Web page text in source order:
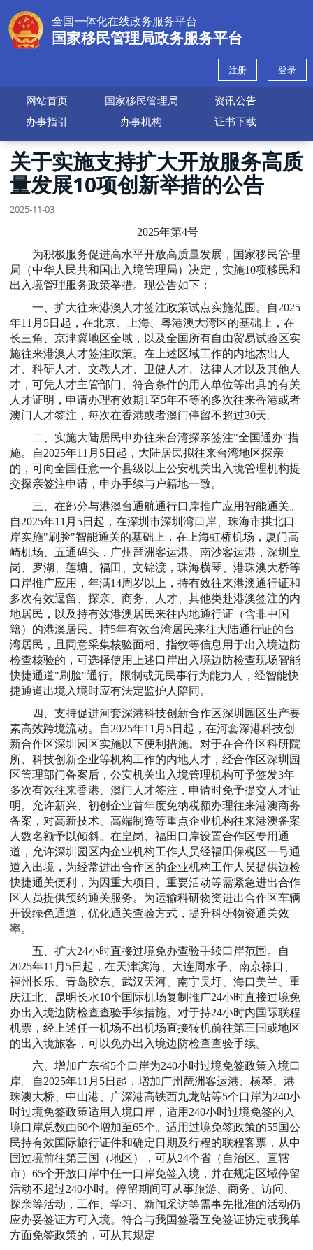
全国一体化在线政务服务平台
国家移民管理局政务服务平台
注册 登录
网站首页 国家移民管理局
资讯公告
办事指引
办事机构 证书下载
关于实施支持扩大开放服务高质
量发展10项创新举措的公告
2025-11-03
2025年第4号
为积极服务促进高水平开放高质量发展，国家移民管理
局（中华人民共和国出入境管理局）决定，实施10项移民和
出入境管理服务政策举措。现公告如下：
一、扩大往来港澳人才签注政策试点实施范围。自2025
年11月5日起，在北京、上海、粤港澳大湾区的基础上，在
长三角、京津冀地区全域，以及全国所有自由贸易试验区实
施往来港澳人才签注政策。在上述区域工作的内地杰出人
才、科研人才、文教人才、卫健人才、法律人才以及其他人
才，可凭人才主管部门、符合条件的用人单位等出具的有关
人才证明，申请办理有效期1至5年不等的多次往来香港或者
澳门人才签注，每次在香港或者澳门停留不超过30天。
二、实施大陆居民申办往来台湾探亲签注"全国通办"措
施。自2025年11月5日起，大陆居民拟往来台湾地区探亲
的，可向全国任意一个县级以上公安机关出入境管理机构提
交探亲签注申请，申办手续与户籍地一致。
三、在部分与港澳台通航通行口岸推广应用智能通关。
自2025年11月5日起，在深圳市深圳湾口岸、珠海市拱北口
岸实施"刷脸"智能通关的基础上，在上海虹桥机场，厦门高
崎机场、五通码头，广州琶洲客运港、南沙客运港，深圳皇
岗、罗湖、莲塘、福田、文锦渡，珠海横琴、港珠澳大桥等
口岸推广应用，年满14周岁以上，持有效往来港澳通行证和
多次有效逗留、探亲、商务、人才、其他类赴港澳签注的内
地居民，以及持有效港澳居民来往内地通行证（含非中国
籍）的港澳居民、持5年有效台湾居民来往大陆通行证的台
湾居民，且同意采集核验面相、指纹等信息用于出入境边防
检查核验的，可选择使用上述口岸出入境边防检查现场智能
快捷通道"刷脸"通行。限制或无民事行为能力人，经智能快
捷通道出境入境时应有法定监护人陪同。
四、支持促进河套深港科技创新合作区深圳园区生产要
素高效跨境流动。自2025年11月5日起，在河套深港科技创
新合作区深圳园区实施以下便利措施。对于在合作区科研院
所、科技创新企业等机构工作的内地人才，经合作区深圳园
区管理部门备案后，公安机关出入境管理机构可予签发3年
多次有效往来香港、澳门人才签注，申请时免予提交人才证
明。允许新兴、初创企业首年度免纳税额办理往来港澳商务
备案，对高新技术、高端制造等重点企业机构往来港澳备案
人数名额予以倾斜。在皇岗、福田口岸设置合作区专用通
道，允许深圳园区内企业机构工作人员经福田保税区一号通
道入出境，为经常进出合作区的企业机构工作人员提供边检
快捷通关便利，为因重大项目、重要活动等需紧急进出合作
区人员提供预约通关服务。为运输科研物资进出合作区车辆
开设绿色通道，优化通关查验方式，提升科研物资通关效
率。
五、扩大24小时直接过境免办查验手续口岸范围。自
2025年11月5日起，在天津滨海、大连周水子、南京禄口、
福州长乐、青岛胶东、武汉天河、南宁吴圩、海口美兰、重
庆江北、昆明长水10个国际机场复制推广24小时直接过境免
办出入境边防检查查验手续措施。对于持24小时内国际联程
机票，经上述任一机场不出机场直接转机前往第三国或地区
的出入境旅客，可以免办出入境边防检查查验手续。
六、增加广东省5个口岸为240小时过境免签政策入境口
岸。自2025年11月5日起，增加广州琶洲客运港、横琴、港
珠澳大桥、中山港、广深港高铁西九龙站等5个口岸为240小
时过境免签政策适用入境口岸，适用240小时过境免签的入
境口岸总数由60个增加至65个。适用过境免签政策的55国公
民持有效国际旅行证件和确定日期及行程的联程客票，从中
国过境前往第三国（地区），可从24个省（自治区、直辖
市）65个开放口岸中任一口岸免签入境，并在规定区域停留
活动不超过240小时。停留期间可从事旅游、商务、访问、
探亲等活动，工作、学习、新闻采访等需事先批准的活动仍
应办妥签证方可入境。符合与我国签署互免签证协定或我单
方面免签政策的，可从其规定